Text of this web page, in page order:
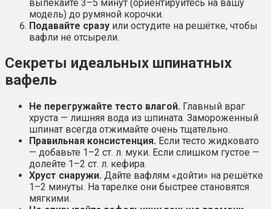
выпекайте 3–5 минут (ориентируйтесь на вашу
модель) до румяной корочки.
Подавайте сразу или остудите на решётке, чтобы
вафли не отсырели.
Секреты идеальных шпинатных
вафель
Не перегружайте тесто влагой. Главный враг
хруста — лишняя вода из шпината. Замороженный
шпинат всегда отжимайте очень тщательно.
Правильная консистенция. Если тесто жидковато
— добавьте 1–2 ст. л. муки. Если слишком густое —
долейте 1–2 ст. л. кефира.
Хруст снаружи. Дайте вафлям «дойти» на решётке
1–2 минуты. На тарелке они быстрее становятся
мягкими.